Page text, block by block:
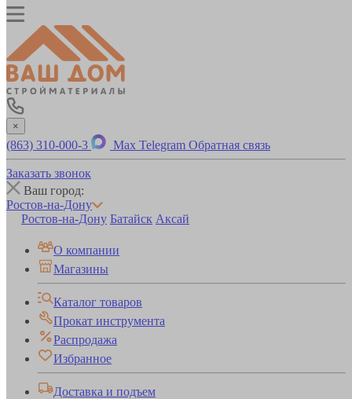
×
(863) 310-000-3 Max Telegram Обратная связь
Заказать звонок
Ваш город:
Ростов-на-Дону
Ростов-на-Дону Батайск Аксай
О компании
Магазины
Каталог товаров
Прокат инструмента
Распродажа
Избранное
Доставка и подъем